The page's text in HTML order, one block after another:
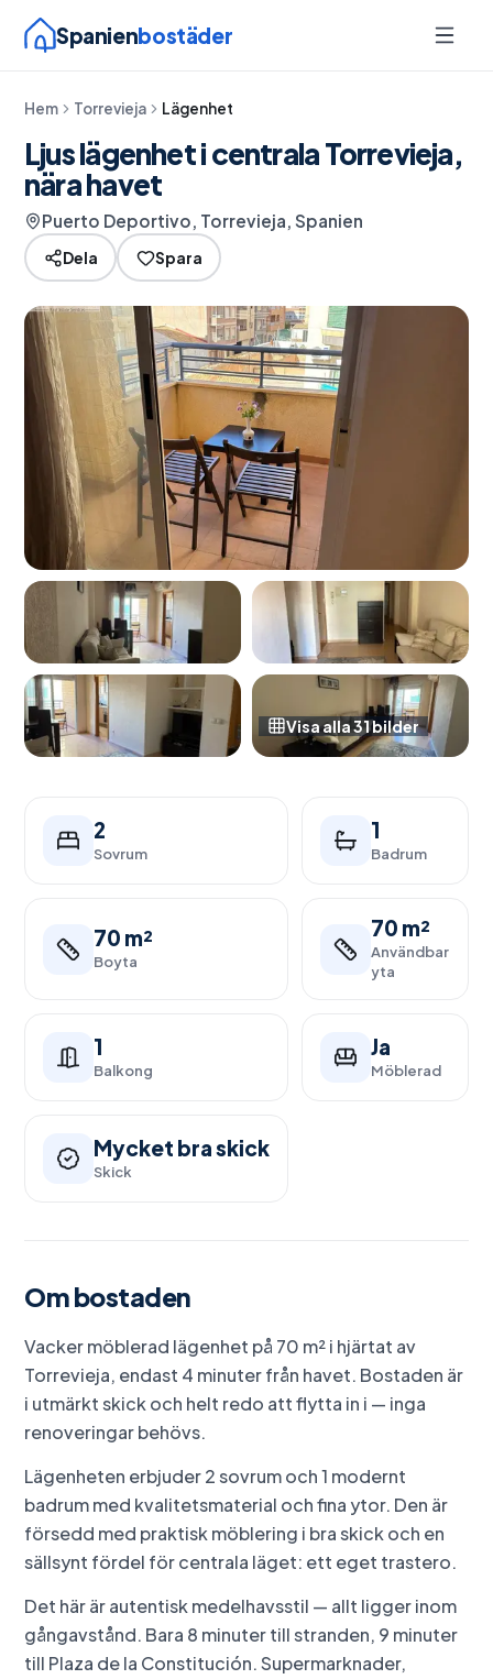
Spanienbostäder
Hem Torrevieja Lägenhet
Ljus lägenhet i centrala Torrevieja,
nära havet
Puerto Deportivo, Torrevieja, Spanien
Dela Spara
Visa alla31bilder
2
Sovrum
1
Badrum
70 m²
Boyta
70 m²
Användbar
yta
1
Balkong
Ja
Möblerad
Mycket bra skick
Skick
Om bostaden
Vacker möblerad lägenhet på 70 m² i hjärtat av
Torrevieja, endast 4 minuter från havet. Bostaden är
i utmärkt skick och helt redo att flytta in i — inga
renoveringar behövs.
Lägenheten erbjuder 2 sovrum och 1 modernt
badrum med kvalitetsmaterial och fina ytor. Den är
försedd med praktisk möblering i bra skick och en
sällsynt fördel för centrala läget: ett eget trastero.
Det här är autentisk medelhavsstil — allt ligger inom
gångavstånd. Bara 8 minuter till stranden, 9 minuter
till Plaza de la Constitución. Supermarknader,